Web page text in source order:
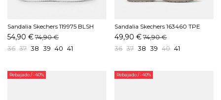
Sandalia Skechers 119975 BLSH
Rosa
54,90 €74,90 €
36 37 38 39 40 41
Sandalia Skechers 163460 TPE
Taupe
49,90 € 74,90 €
36 37 38 39 40 41
Rebajado/ -40% Rebajado/ -40%